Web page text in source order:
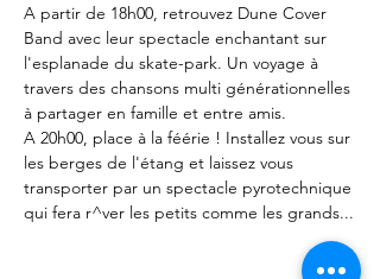
A partir de 18h00, retrouvez Dune Cover
Band avec leur spectacle enchantant sur
l'esplanade du skate-park. Un voyage à
travers des chansons multi générationnelles
à partager en famille et entre amis.
A 20h00, place à la féérie ! Installez vous sur
les berges de l'étang et laissez vous
transporter par un spectacle pyrotechnique
qui fera r^ver les petits comme les grands...